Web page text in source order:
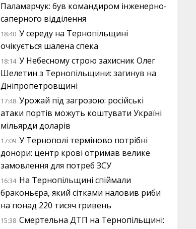
Паламарчук: був командиром інженерно-
саперного відділення
18:40 У середу на Тернопільщині
очікується шалена спека
18:14 У Небесному строю захисник Олег
Шелетин з Тернопільщини: загинув на
Дніпропетровщині
17:48 Урожай під загрозою: російські
атаки портів можуть коштувати Україні
мільярди доларів
17:09 У Тернополі терміново потрібні
донори: центр крові отримав велике
замовлення для потреб ЗСУ
16:34 На Тернопільщині спіймали
браконьєра, який сітками наловив риби
на понад 220 тисяч гривень
15:38 Смертельна ДТП на Тернопільщині: